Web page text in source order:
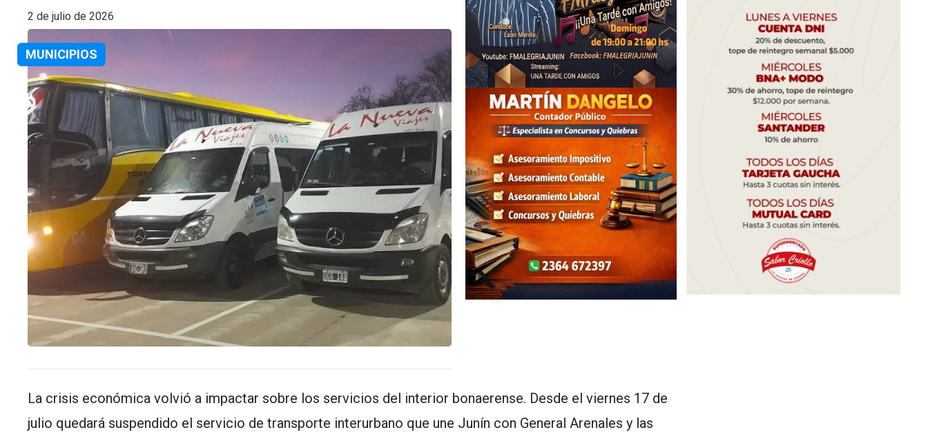
2 de julio de 2026
MUNICIPIOS
La crisis económica volvió a impactar sobre los servicios del interior bonaerense. Desde el viernes 17 de
julio quedará suspendido el servicio de transporte interurbano que une Junín con General Arenales y las